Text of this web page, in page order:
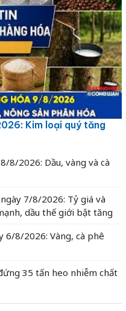
Kim loại quý tăng
8/2026: Dầu, vàng và cà
7/8/2026: Tỷ giá và
dầu thế giới bật tăng
6/8/2026: Vàng, cà phê
35 tấn heo nhiễm chất